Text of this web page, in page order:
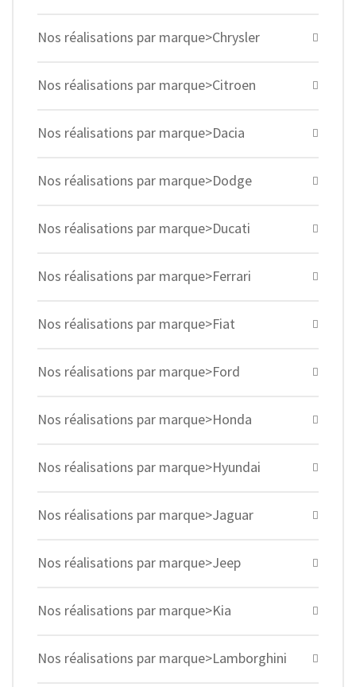
Nos réalisations par marque>Chrysler
Nos réalisations par marque>Citroen
Nos réalisations par marque>Dacia
Nos réalisations par marque>Dodge
Nos réalisations par marque>Ducati
Nos réalisations par marque>Ferrari
Nos réalisations par marque>Fiat
Nos réalisations par marque>Ford
Nos réalisations par marque>Honda
Nos réalisations par marque>Hyundai
Nos réalisations par marque>Jaguar
Nos réalisations par marque>Jeep
Nos réalisations par marque>Kia
Nos réalisations par marque>Lamborghini